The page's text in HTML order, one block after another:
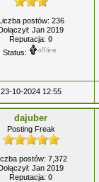
postów: 236
Jan 2019
Reputacja: 0
Status:
23-10-2024 12:55
dajuber
Posting Freak
postów: 7,372
Jan 2019
Reputacja: 0